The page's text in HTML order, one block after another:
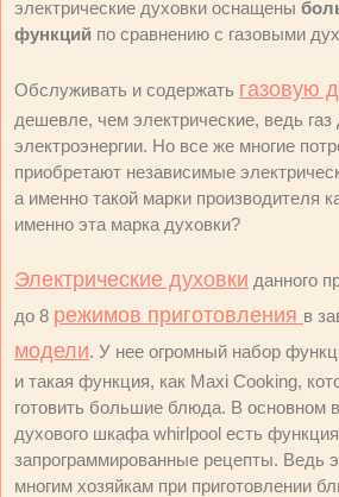
электрические духовки оснащены
функций по сравнению с газовыми
Обслуживать и содержать газовую
дешевле, чем электрические, ведь
электроэнергии. Но все же многие
приобретают независимые
а именно такой марки производителя
именно эта марка духовки?
Электрические духовки данного
до 8 режимов приготовления в
модели. У нее огромный набор
и такая функция, как Maxi Cooking,
готовить большие блюда. В основном
духового шкафа whirlpool есть функция
запрограммированные рецепты. Ведь
многим хозяйкам при приготовлении